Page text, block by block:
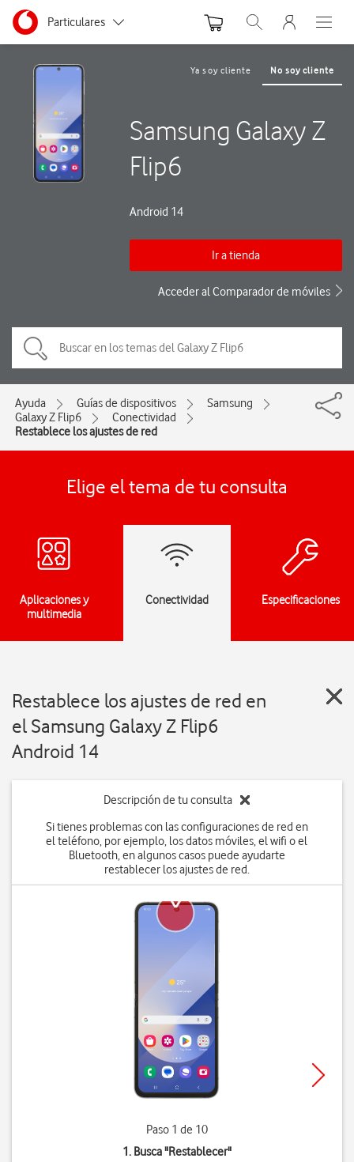
Ir a la pagina principal de vodafone.es
Menu navegación Segmento
Particulares
Autónomos
Grandes empresas
y AA.PP.
Abrir buscador. Abre
Abre
Ya soy cliente No soy cliente
Samsung Galaxy Z
Flip6
Android 14
Ir a tienda
Acceder al Comparador de móviles
Ayuda Guías de dispositivos
Samsung
Galaxy Z Flip6
Conectividad
Restablece los ajustes de red
Elige el tema de tu consulta
Aplicaciones y
multimedia
Conectividad Especificaciones
Restablece los ajustes de red en
el Samsung Galaxy Z Flip6
Android 14
Descripción de tu consulta
Si tienes problemas con las configuraciones de red en
el teléfono, por ejemplo, los datos móviles, el wifi o el
Bluetooth, en algunos casos puede ayudarte
restablecer los ajustes de red.
Paso 1 de 10
1. Busca "Restablecer"